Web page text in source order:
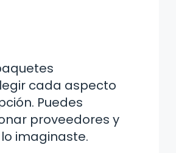
cada aspecto
Puedes
proveedores y
imaginaste.